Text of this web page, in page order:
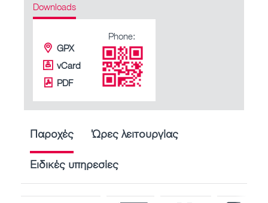
Downloads
GPX
vCard
PDF
Phone:
Παροχές Ώρες λειτουργίας
Ειδικές υπηρεσίες